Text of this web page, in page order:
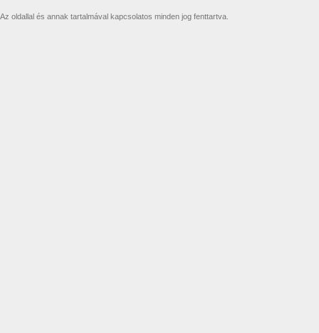
Az oldallal és annak tartalmával kapcsolatos minden jog fenttartva.